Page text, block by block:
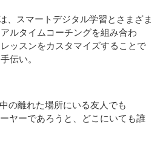
、スマートデジタル学習とさまざま
ルタイムコーチングを組み合わ
ッスンをカスタマイズすることで
伝い。
の離れた場所にいる友人でも
ヤーであろうと、どこにいても誰